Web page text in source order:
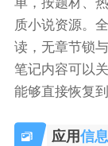
单，按题材、
质小说资源。
读，无章节锁
笔记内容可以
能够直接恢复
应用信息